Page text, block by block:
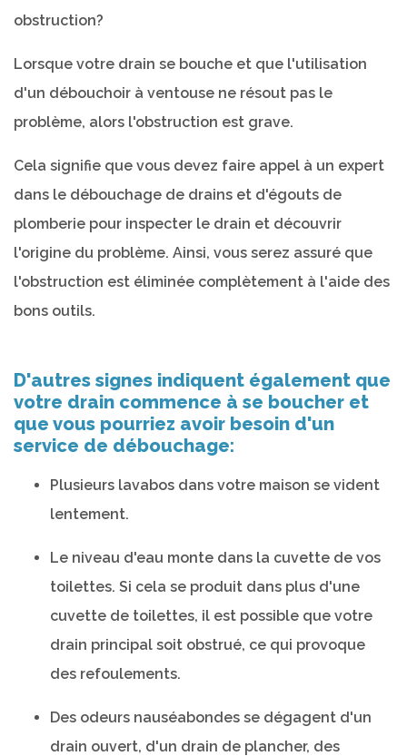
obstruction?
Lorsque votre drain se bouche et que l'utilisation
d'un débouchoir à ventouse ne résout pas le
problème, alors l'obstruction est grave.
Cela signifie que vous devez faire appel à un expert
dans le débouchage de drains et d'égouts de
plomberie pour inspecter le drain et découvrir
l'origine du problème. Ainsi, vous serez assuré que
l'obstruction est éliminée complètement à l'aide des
bons outils.
D'autres signes indiquent également que
votre drain commence à se boucher et
que vous pourriez avoir besoin d'un
service de débouchage:
Plusieurs lavabos dans votre maison se vident
lentement.
Le niveau d'eau monte dans la cuvette de vos
toilettes. Si cela se produit dans plus d'une
cuvette de toilettes, il est possible que votre
drain principal soit obstrué, ce qui provoque
des refoulements.
Des odeurs nauséabondes se dégagent d'un
drain ouvert, d'un drain de plancher, des